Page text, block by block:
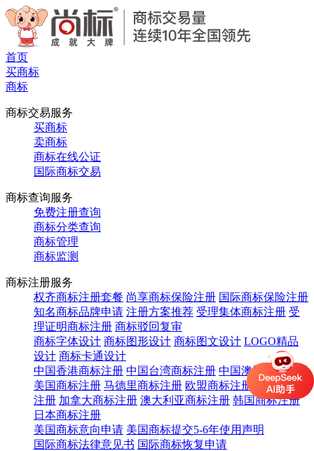
首页
买商标
商标
商标交易服务
买商标
卖商标
商标在线公证
国际商标交易
商标查询服务
免费注册查询
商标分类查询
商标管理
商标监测
商标注册服务
权齐商标注册套餐 尚享商标保险注册 国际商标保险注册
知名商标品牌申请 注册方案推荐 受理集体商标注册 受
理证明商标注册 商标驳回复审
商标字体设计 商标图形设计 商标图文设计 LOGO精品
设计 商标卡通设计
中国香港商标注册 中国台湾商标注册 中国澳门商标注册
美国商标注册 马德里商标注册 欧盟商标注册
英国商标
注册 加拿大商标注册 澳大利亚商标注册 韩国商标注册
日本商标注册
美国商标意向申请 美国商标提交5-6年使用声明
国际商标法律意见书 国际商标恢复申请